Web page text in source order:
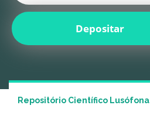
Repositório Científico Lusófona